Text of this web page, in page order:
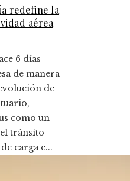
redefine la
aérea
6 días
de manera
de
como un
tránsito
carga e...